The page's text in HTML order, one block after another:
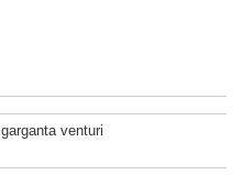
garganta venturi